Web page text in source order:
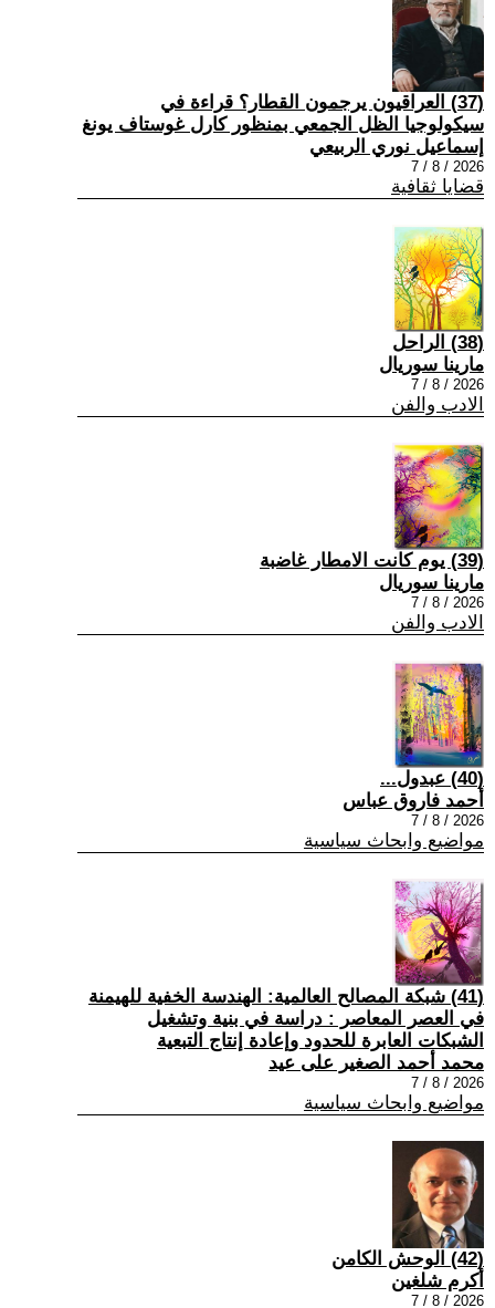
(37) العراقيون يرجمون القطار؟ قراءة في
سيكولوجيا الظل الجمعي بمنظور كارل غوستاف يونغ
إسماعيل نوري الربيعي
2026 / 8 / 7
قضايا ثقافية
(38) الراحل
مارينا سوريال
2026 / 8 / 7
الادب والفن
(39) يوم كانت الامطار غاضبة
مارينا سوريال
2026 / 8 / 7
الادب والفن
(40) عبدول...
أحمد فاروق عباس
2026 / 8 / 7
مواضيع وابحاث سياسية
(41) شبكة المصالح العالمية: الهندسة الخفية للهيمنة
في العصر المعاصر : دراسة في بنية وتشغيل
الشبكات العابرة للحدود وإعادة إنتاج التبعية
محمد أحمد الصغير على عيد
2026 / 8 / 7
مواضيع وابحاث سياسية
(42) الوحش الكامن
أكرم شلغين
2026 / 8 / 7